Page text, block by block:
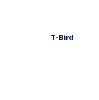
T-Bird